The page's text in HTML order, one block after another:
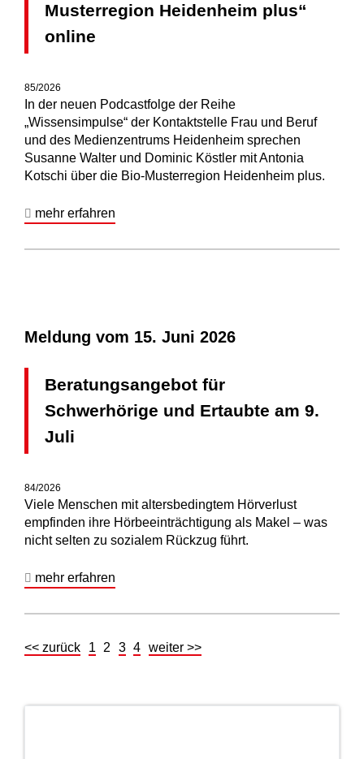
Musterregion Heidenheim plus“
online
85/2026
In der neuen Podcastfolge der Reihe
„Wissensimpulse“ der Kontaktstelle Frau und Beruf
und des Medienzentrums Heidenheim sprechen
Susanne Walter und Dominic Köstler mit Antonia
Kotschi über die Bio-Musterregion Heidenheim plus.
mehr erfahren
Meldung vom 15. Juni 2026
Beratungsangebot für
Schwerhörige und Ertaubte am 9.
Juli
84/2026
Viele Menschen mit altersbedingtem Hörverlust
empfinden ihre Hörbeeinträchtigung als Makel – was
nicht selten zu sozialem Rückzug führt.
mehr erfahren
<< zurück 1 2 3 4 weiter >>